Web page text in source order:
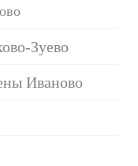
Зуево
Иваново